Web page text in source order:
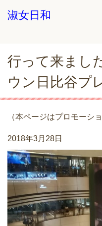
淑女日和
行って来まし
ウン日比谷プ
（本ページはプロモーシ
2018年3月28日